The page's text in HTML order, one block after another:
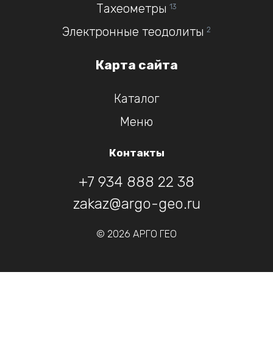
Тахеометры 13
Электронные теодолиты 2
Карта сайта
Каталог
Меню
Контакты
+7 934 888 22 38
zakaz@argo-geo.ru
© 2026 АРГО ГЕО